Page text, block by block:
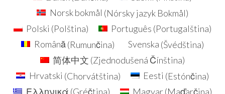
Norsk bokmål (Nórsky jazyk Bokmål)
Polski (Polština) Português (Portugalština)
Română(Rumunčina) Svenska (Švédština)
简体中文 (Zjednodušená Čínština)
Hrvatski (Chorvátština) Eesti (Estónčina)
Ελληνικά (Gréčtina) Magyar(Maďarčina)